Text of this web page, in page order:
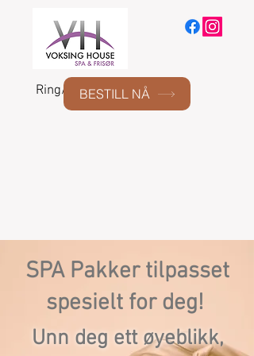
Ring/SMS:477 55 075
BESTILL NÅ
SPA Pakker tilpasset
spesielt for deg!
Unn deg ett øyeblikk,